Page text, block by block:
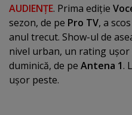
AUDIENŢE. Prima ediţie
sezon, de pe Pro TV, a
anul trecut. Show-ul de
nivel urban, un rating uşor
duminică, de pe Antena 1.
uşor peste.